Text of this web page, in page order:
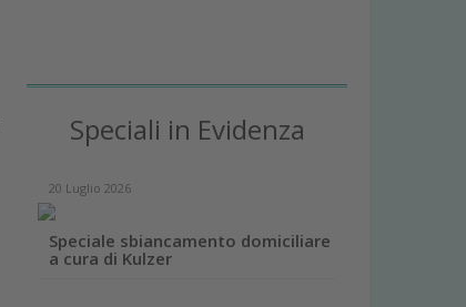
Speciali in Evidenza
20 Luglio 2026
Speciale sbiancamento domiciliare
a cura di Kulzer